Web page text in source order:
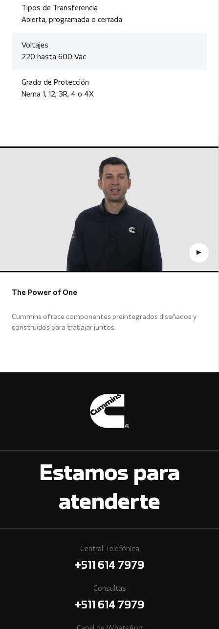
Tipos de Transferencia
Abierta, programada o cerrada
Voltajes
220 hasta 600 Vac
Grado de Protección
Nema 1, 12, 3R, 4 o 4X
The Power of One
Cummins ofrece componentes preintegrados diseñados y
construidos para trabajar juntos.
Estamos para
atenderte
Central Telefónica
+511 614 7979
Consultas
+511 614 7979